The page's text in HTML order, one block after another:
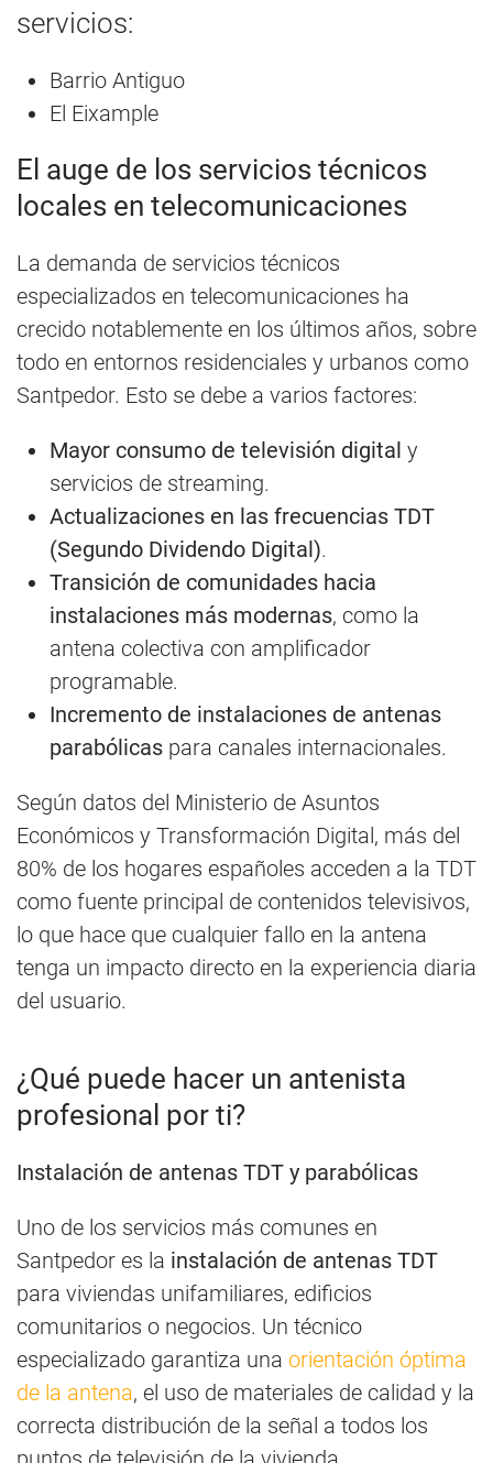
servicios:
Barrio Antiguo
El Eixample
El auge de los servicios técnicos
locales en telecomunicaciones
La demanda de servicios técnicos
especializados en telecomunicaciones ha
crecido notablemente en los últimos años, sobre
todo en entornos residenciales y urbanos como
Santpedor. Esto se debe a varios factores:
Mayor consumo de televisión digital y
servicios de streaming.
Actualizaciones en las frecuencias TDT
(Segundo Dividendo Digital).
Transición de comunidades hacia
instalaciones más modernas, como la
antena colectiva con amplificador
programable.
Incremento de instalaciones de antenas
parabólicas para canales internacionales.
Según datos del Ministerio de Asuntos
Económicos y Transformación Digital, más del
80% de los hogares españoles acceden a la TDT
como fuente principal de contenidos televisivos,
lo que hace que cualquier fallo en la antena
tenga un impacto directo en la experiencia diaria
del usuario.
¿Qué puede hacer un antenista
profesional por ti?
Instalación de antenas TDT y parabólicas
Uno de los servicios más comunes en
Santpedor es la instalación de antenas TDT
para viviendas unifamiliares, edificios
comunitarios o negocios. Un técnico
especializado garantiza una orientación óptima
de la antena, el uso de materiales de calidad y la
correcta distribución de la señal a todos los